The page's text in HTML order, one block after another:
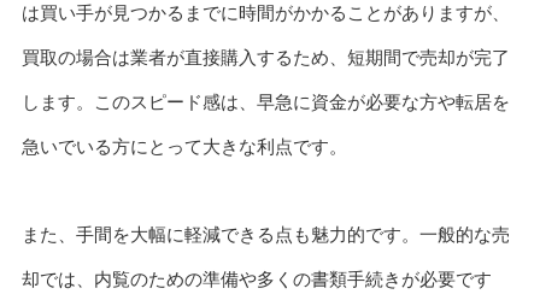
は買い手が見つかるまでに時間がかかることがありますが、
買取の場合は業者が直接購入するため、短期間で売却が完了
します。このスピード感は、早急に資金が必要な方や転居を
急いでいる方にとって大きな利点です。
また、手間を大幅に軽減できる点も魅力的です。一般的な売
却では、内覧のための準備や多くの書類手続きが必要です